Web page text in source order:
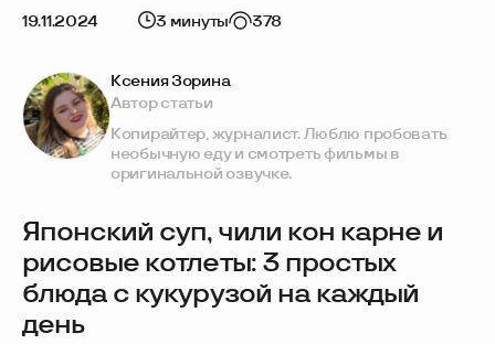
19.11.2024 3 минуты 378
Японский суп, чили кон карне и
рисовые котлеты: 3 простых
блюда с кукурузой на каждый
день
Ксения Зорина
Автор статьи
Копирайтер, журналист. Люблю пробовать
необычную еду и смотреть фильмы в
оригинальной озвучке.